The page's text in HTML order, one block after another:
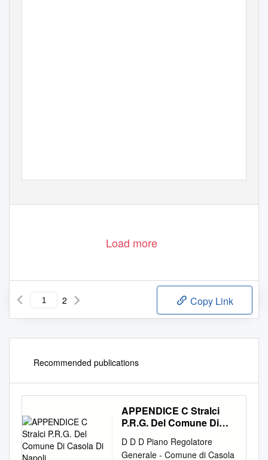
Load more
2 Copy Link
Recommended publications
APPENDICE C Stralci
P.R.G. Del Comune Di
D D D Piano Regolatore
Generale - Comune di Casola